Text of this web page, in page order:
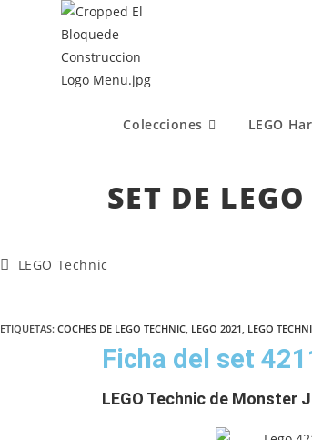
Colecciones LEGO
SET DE
LEGO Technic
ETIQUETAS: COCHES DE LEGO TECHNIC, LEGO 2021, LEGO
Ficha del set
LEGO Technic de Monster